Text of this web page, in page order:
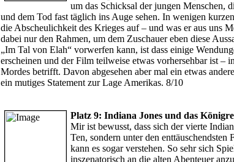
um das Schicksal der jungen Menschen,
und dem Tod fast täglich ins Auge sehen. In wenigen
die Abscheulichkeit des Krieges auf – und was er aus uns
dabei nur den Rahmen, um dem Zuschauer eben diese
„Im Tal von Elah“ vorwerfen kann, ist dass einige
erscheinen und der Film teilweise etwas vorhersehbar ist –
Mordes betrifft. Davon abgesehen aber mal ein etwas
ein mutiges Statement zur Lage Amerikas. 8/10
Platz 9: Indiana Jones und das
Mir ist bewusst, dass sich der vierte
Ten, sondern unter den
kann es sogar verstehen. So sehr sich
inszenatorisch an die alten Abenteuer